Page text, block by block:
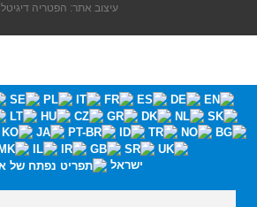
עיצוב אתר: הפטריה דיגיטל
ישראל